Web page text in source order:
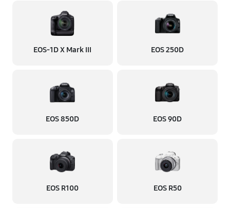
EOS‑1D X Mark III EOS 250D
EOS 850D EOS 90D
EOS R100 EOS R50